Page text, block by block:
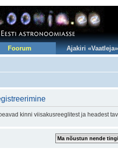
Foorum Ajakiri «Vaatleja»
kinni viisakusreeglitest ja headest